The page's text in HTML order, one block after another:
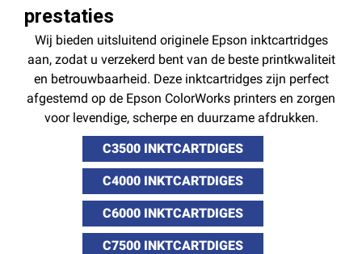
prestaties
Wij bieden uitsluitend originele Epson inktcartridges
aan, zodat u verzekerd bent van de beste printkwaliteit
en betrouwbaarheid. Deze inktcartridges zijn perfect
afgestemd op de Epson ColorWorks printers en zorgen
voor levendige, scherpe en duurzame afdrukken.
C3500 INKTCARTDIGES
C4000 INKTCARTDIGES
C6000 INKTCARTDIGES
C7500 INKTCARTDIGES